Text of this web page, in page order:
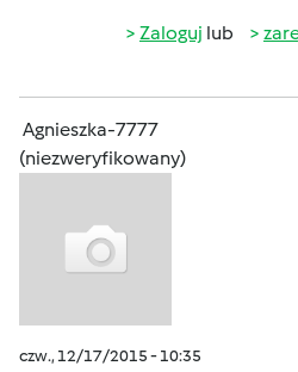
Zaloguj lub
Agnieszka-7777
(niezweryfikowany)
czw., 12/17/2015 - 10:35